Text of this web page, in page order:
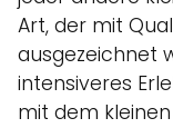
Art, der mit
ausgezeichnet
intensiveres
mit dem